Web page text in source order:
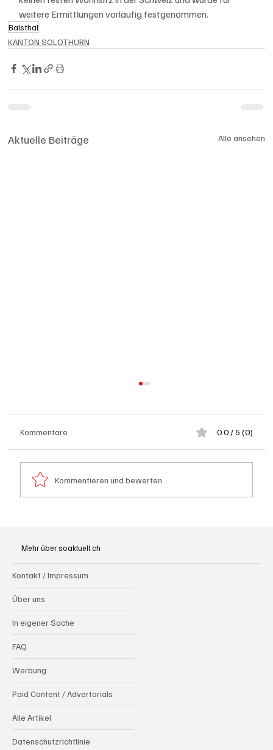
weitere Ermittlungen vorläufig festgenommen.
Balsthal
KANTON SOLOTHURN
Aktuelle Beiträge Alle ansehen
Kommentare 0.0 / 5 (0)
Kommentieren und bewerten...
Mehr über soaktuell.ch
Kontakt / Impressum
Über uns
In eigener Sache
FAQ
Werbung
Paid Content / Advertorials
Alle Artikel
Datenschutzrichtlinie